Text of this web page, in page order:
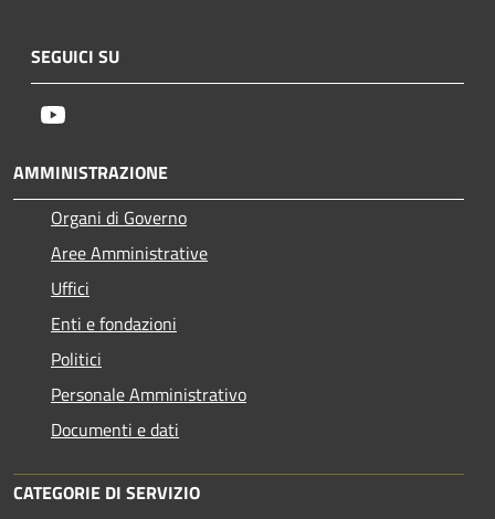
SEGUICI SU
AMMINISTRAZIONE
Organi di Governo
Aree Amministrative
Uffici
Enti e fondazioni
Politici
Personale Amministrativo
Documenti e dati
CATEGORIE DI SERVIZIO